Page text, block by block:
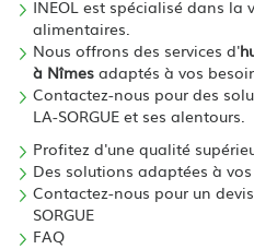
INEOL est spécialisé dans la
alimentaires.
Nous offrons des services d'
à Nîmes adaptés à vos
Contactez-nous pour des
LA-SORGUE et ses alentours.
Profitez d'une qualité
Des solutions adaptées à
Contactez-nous pour un
SORGUE
FAQ